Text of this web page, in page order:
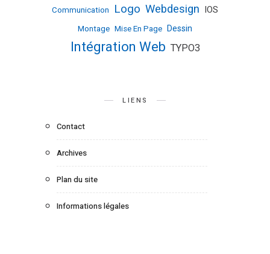
Communication Logo Webdesign IOS
Montage Mise En Page Dessin
Intégration Web TYPO3
LIENS
Contact
Archives
Plan du site
Informations légales